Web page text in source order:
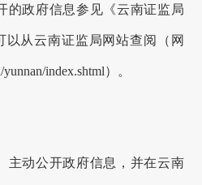
的政府信息参见《云南证监局
以从云南证监局网站查阅（网
yunnan/index.shtml）。
主动公开政府信息，并在云南